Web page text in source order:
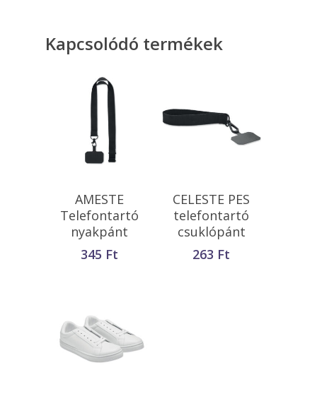
Kapcsolódó termékek
Opciók Választása
AMESTE
Telefontartó
nyakpánt
345 Ft
Kosárba
Teszem
CELESTE PES
telefontartó
csuklópánt
263 Ft